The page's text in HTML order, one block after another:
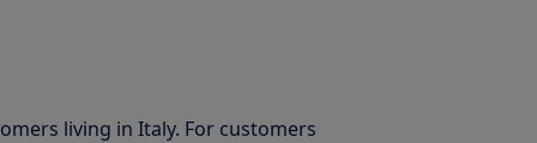
living in Italy. For customers